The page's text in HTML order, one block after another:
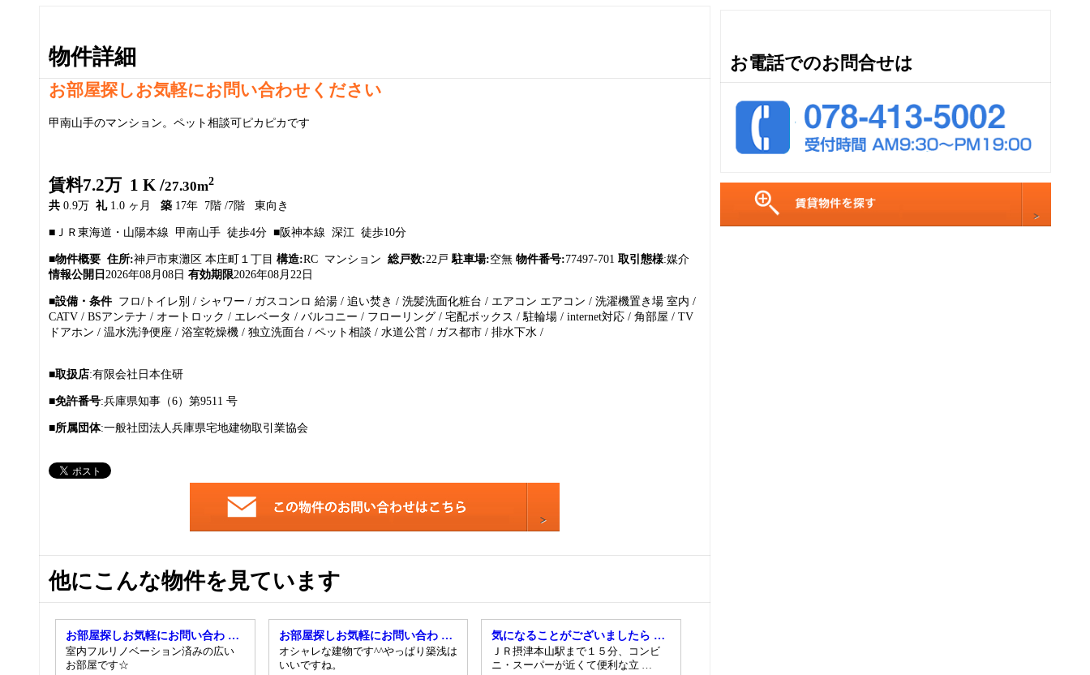
物件詳細
お部屋探しお気軽にお問い合わせください
甲南山手のマンション。ペット相談可ピカピカです
4
6
16
賃料7.2万 1 K /27.30m2
共 0.9万 礼1.0 ヶ月 築 17年 7階 /7階 東向き
■ＪＲ東海道・山陽本線 甲南山手 徒歩4分 ■阪神本線 深江 徒歩10分
■物件概要 住所:神戸市東灘区 本庄町１丁目 構造:RC マンション 総戸数:22戸 駐車場:空無 物件番号:77497-701 取引態様:媒介
情報公開日 2026年08月08日 有効期限2026年08月22日
■設備・条件フロ/トイレ別 / シャワー / ガスコンロ 給湯 / 追い焚き / 洗髪洗面化粧台 / エアコン エアコン / 洗濯機置き場 室内 /
CATV / BSアンテナ / オートロック / エレベータ / バルコニー / フローリング / 宅配ボックス / 駐輪場 / internet対応 / 角部屋 / TV
ドアホン / 温水洗浄便座 / 浴室乾燥機 / 独立洗面台 / ペット相談 / 水道公営 / ガス都市 / 排水下水 /
■取扱店:有限会社日本住研
■免許番号:兵庫県知事（6）第9511 号
■所属団体:一般社団法人兵庫県宅地建物取引業協会
他にこんな物件を見ています
お部屋探しお気軽にお問い合わ …
室内フルリノベーション済みの広い
お部屋です☆
お部屋探しお気軽にお問い合わ …
オシャレな建物です^^やっぱり築浅は
いいですね。
気になることがございましたら …
ＪＲ摂津本山駅まで１５分、コンビ
ニ・スーパーが近くて便利な立 …
お電話でのお問合せは